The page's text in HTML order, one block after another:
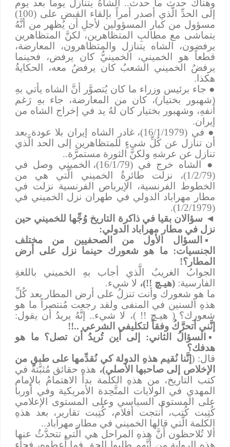
وهناك حدث ما حدث.. الشاهُ يتنازلُ يوماً بعد يوم
إلى الحدِّ الَّذي أصدر أمراً بإلقاء القبض على (100)
مسؤول من كبار المسؤولين لأجلِ أن يُظهر من أنَّهُ
يتماشى مع مطالبِ المتظاهرين، لكنَّ المتظاهرين
يرفضون، الشاه يتنازل والمتظاهرون، المعارضة،
قطعاً هو الخميني، الخمينيُّ كان يرفض، فحينما
يرفضُ الخميني الشعبُ كان يرفضُ معه، الحكايةُ
هكذا.
●جاء برئيس وزراء ما كان يُتصوَّر أنَّ الشاه يأتي بهِ
(شهبور بختيار)، كان من المعارضة، جاء بهِ رَغم
أنفهِ، وشهبور بختيار كان لهُ يد في إخراج الشاه من
إيران.
●
في (16/1/1979)، غادر الشاه إيران بلا عودة بعد
أن تنازل عن كُلِّ شيءٍ للمتظاهرين إلى الحد الَّذي
تنازل عن عرشهِ ولكنَّ الثورة مستمرَّة..
●
الشاه خرج في (16/1/79)، الخميني وصل في
(1/2/79)، نزلت طائرةُ الخميني الَّتي هي من
الخطوط الفرنسية، الإيرباص الفرنسية نزلت في
مطار مهراباد الدولي في طهران نزل الخميني في
◄سؤالان بقيا في ذاكرة التاريخ وُجِّها للخميني حين
نزل في مطار مهراباد الدولي:
السؤال الأول من الصحفيين من مختلف
الجنسيات: ما هو شعورك حينما نزل على أرض
المطار؟!
الجوابُ الغريبُ الَّذي أجاب بهِ الخميني باللغةِ
الفارسية:(هيـﭻ !!)،لا شيء.
ما هو شعورك وأنت تنزلُ على أرض المطار بعد كُلِّ
هذهِ السنين في المنفى ولقد رجعت مُنتصراً ما هو
شعورك؟ ( هيـﭻ !! )، لا شيء.. إنَّهُ يريدُ أن يقول:
إنَّني أتحرَّكُ وفقاً لتكليفي الشرعي ..!!
السؤالُ الثاني: إلى أين تُريدُ أن تصل؟ ما هو
هدفك؟
قال: ( إنَّنا نُقيم هذهِ الدولة كي نُقدِّمها على طبقٍ من
الإخلاص إلى صاحبها الأصلي)،هذهِ حقائق مُثبَّتة في
كتب التاريخ، من هذهِ الكلمة بدأ الاهتمامُ بالإمام
المهدي في الولايات المتَّحِدة الأمريكية وفي أوربا
على المستوى السياسي وعلى المستوى الإعلامي
كُتِبت كُتب، أُنتجت أفلام، كُتِبت تقارير، بعد هذهِ
الكلمة الَّتي قالها الخميني في مطار مهراباد..
ألا تُلاحظون أنَّ هذهِ المراحل هي الَّتي تتحدَّثُ عنها
هذهِ الرواية من أنَّهم طلبوا الحق فما أُعطوه، فجاء